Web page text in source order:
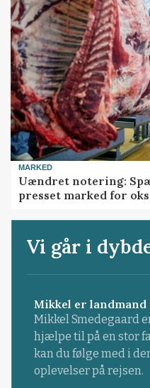
MARKED
Uændret notering:
presset marked for
Vi går i
Mikkel er landmand
Mikkel Smedegaard
hjælpe til på en stor
kan du følge med i
oplevelser på rejsen.